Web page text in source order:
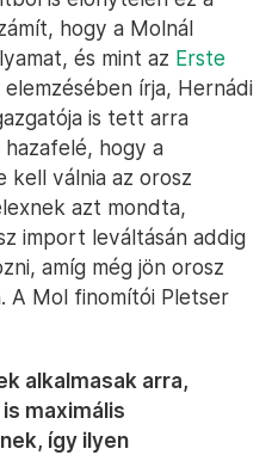
hogy a Molnál
és mint az Erste
írja, Hernádi
is tett arra
hogy a
válnia az orosz
azt mondta,
import leváltásán addig
amíg még jön orosz
A Mol finomítói Pletser
alkalmasak arra,
maximális
így ilyen